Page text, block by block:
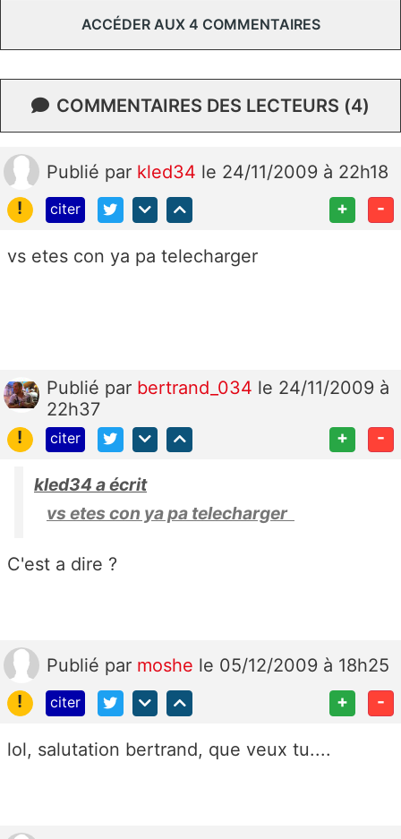
ACCÉDER AUX 4 COMMENTAIRES
COMMENTAIRES DES LECTEURS (4)
Publié par kled34 le 24/11/2009 à 22h18
!
citer + -
vs etes con ya pa telecharger
Publié par bertrand_034 le 24/11/2009 à
22h37
!
citer + -
kled34 a écrit
vs etes con ya pa telecharger
C'est a dire ?
Publié par moshe le 05/12/2009 à 18h25
!
citer + -
lol, salutation bertrand, que veux tu....